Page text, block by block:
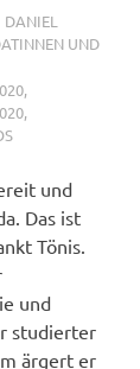
DANIEL
UND
,
,
und
Das ist
Tönis.
und
studierter
ärgert er